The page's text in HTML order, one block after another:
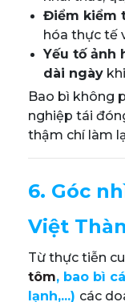
Điểm kiểm
hóa thực tế
Yếu tố ảnh
dài ngàykhi
Bao bì không
nghiệp tái
thậm chí làm
6. Góc
Việt
Từ thực tiễn
tôm, bao bì
lạnh,...) các